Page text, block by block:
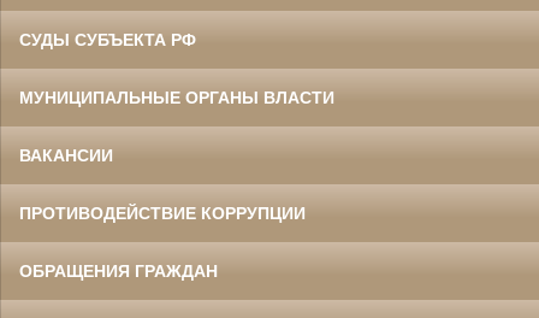
СУДЫ СУБЪЕКТА РФ
МУНИЦИПАЛЬНЫЕ ОРГАНЫ ВЛАСТИ
ВАКАНСИИ
ПРОТИВОДЕЙСТВИЕ КОРРУПЦИИ
ОБРАЩЕНИЯ ГРАЖДАН